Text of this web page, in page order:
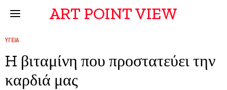
ART POINT VIEW
ΥΓΕΙΑ
H βιταμίνη που προστατεύει την
καρδιά μας